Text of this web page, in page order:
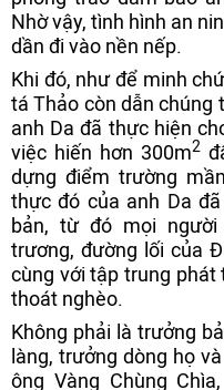
Nhờ vậy, tình hình an
dần đi vào nền nếp.
Khi đó, như để minh
tá Thảo còn dẫn chúng
anh Da đã thực hiện
việc hiến hơn 300m2
dựng điểm trường
thực đó của anh Da
bản, từ đó mọi
trương, đường lối của
cùng với tập trung phát
thoát nghèo.
Không phải là trưởng
làng, trưởng dòng họ
ông Vàng Chùng